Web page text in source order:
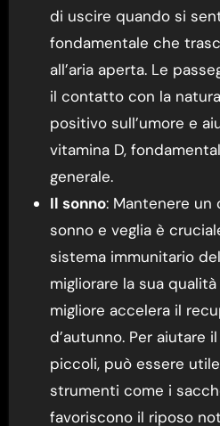
di uscire quando si
fondamentale che
all’aria aperta. Le
il contatto con la
positivo sull’umore e
vitamina D,
generale.
Il sonno: Mantenere un
sonno e veglia è
sistema immunitario
migliorare la sua
migliore accelera il
d’autunno. Per aiutare
piccoli, può essere
strumenti come i
favoriscono il riposo